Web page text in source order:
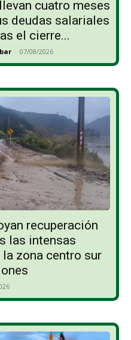
cuatro meses
deudas salariales
el cierre...
- 07/08/2026
recuperación
las intensas
zona centro sur